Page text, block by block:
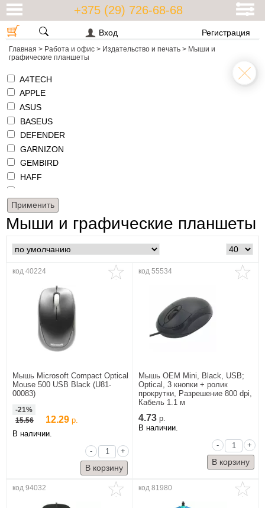
+375 (29) 726-68-68
Вход Регистрация
Главная > Работа и офис > Издательство и печать > Мыши и
графические планшеты
A4TECH
APPLE
ASUS
BASEUS
DEFENDER
GARNIZON
GEMBIRD
HAFF
HUION
LOGITECH
NATEC
SVEN
UGREEN
XIAOMI
Мыши и графические планшеты
код 40224
Мышь Microsoft Compact Optical
Mouse 500 USB Black (U81-
00083)
-21%
15.56
12.29 р.
В наличии.
-
+
код 55534
Мышь OEM Mini, Black, USB;
Optical, 3 кнопки + ролик
прокрутки, Разрешение 800 dpi,
Кабель 1.1 м
4.73 р.
В наличии.
-
+
код 94032 код 81980